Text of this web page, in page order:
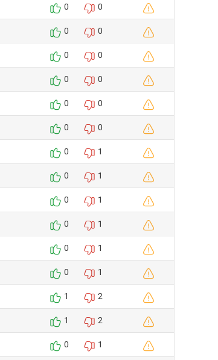
0 0
0 0
0 0
0 0
0 0
0 0
0 1
0 1
0 1
0 1
0 1
0 1
1 2
1 2
0 1